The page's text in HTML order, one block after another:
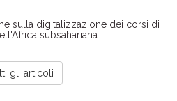
sulla digitalizzazione dei corsi di
subsahariana
gli articoli